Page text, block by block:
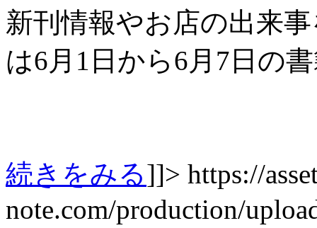
新刊情報やお店の出来
は6月1日から6月7日の
続きをみる]]> https://
note.com/production/